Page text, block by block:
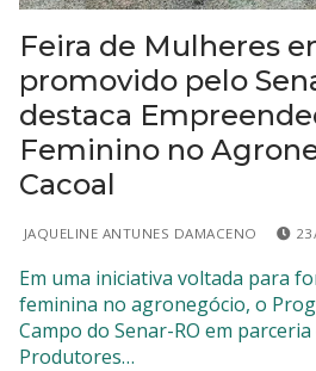
Chamados TI
Extranet
Lgpd
Gerador Senha
Feira de Mulheres
promovido pelo
destaca
Feminino no
Cacoal
JAQUELINE ANTUNES DAMACENO
Em uma iniciativa voltada para
feminina no agronegócio, o
Campo do Senar-RO em
Produtores…